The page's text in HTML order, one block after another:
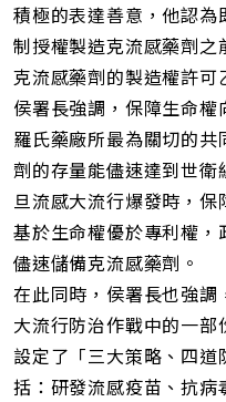
積極的表達善意，他認
制授權製造克流感藥劑
克流感藥劑的製造權許可
侯署長強調，保障生命
羅氏藥廠所最為關切的
劑的存量能儘速達到世
旦流感大流行爆發時，保
基於生命權優於專利權，
儘速儲備克流感藥劑。
在此同時，侯署長也強
大流行防治作戰中的一
設定了「三大策略、四
括：研發流感疫苗、抗